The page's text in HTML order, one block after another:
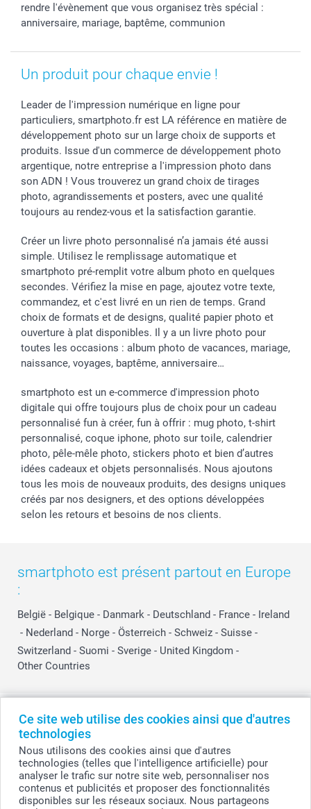
Ce site web utilise des cookies ainsi que d'autres
technologies
Nous utilisons des cookies ainsi que d'autres
technologies (telles que l'intelligence artificielle) pour
analyser le trafic sur notre site web, personnaliser nos
contenus et publicités et proposer des fonctionnalités
disponibles sur les réseaux sociaux. Nous partageons
Saint-Valentin
Vacances
Investisseurs
Statut de ma commande
rendre l'évènement que vous organisez très spécial :
anniversaire, mariage, baptême, communion
Un produit pour chaque envie !
Leader de l'impression numérique en ligne pour
particuliers, smartphoto.fr est LA référence en matière de
développement photo sur un large choix de supports et
produits. Issue d'un commerce de développement photo
argentique, notre entreprise a l'impression photo dans
son ADN ! Vous trouverez un grand choix de tirages
photo, agrandissements et posters, avec une qualité
toujours au rendez-vous et la satisfaction garantie.
Créer un livre photo personnalisé n’a jamais été aussi
simple. Utilisez le remplissage automatique et
smartphoto pré-remplit votre album photo en quelques
secondes. Vérifiez la mise en page, ajoutez votre texte,
commandez, et c'est livré en un rien de temps. Grand
choix de formats et de designs, qualité papier photo et
ouverture à plat disponibles. Il y a un livre photo pour
toutes les occasions : album photo de vacances, mariage,
naissance, voyages, baptême, anniversaire…
smartphoto est un e-commerce d'impression photo
digitale qui offre toujours plus de choix pour un cadeau
personnalisé fun à créer, fun à offrir : mug photo, t-shirt
personnalisé, coque iphone, photo sur toile, calendrier
photo, pêle-mêle photo, stickers photo et bien d’autres
idées cadeaux et objets personnalisés. Nous ajoutons
tous les mois de nouveaux produits, des designs uniques
créés par nos designers, et des options développées
selon les retours et besoins de nos clients.
smartphoto est présent partout en Europe
:
België - Belgique - Danmark - Deutschland - France - Ireland
- Nederland - Norge - Österreich - Schweiz - Suisse -
Switzerland - Suomi - Sverige - United Kingdom -
Other Countries
© smartphoto group. Tous droits réservés
smartphoto group SA.
Siège social : Kwatrechtsteenweg 160, 9230 Wetteren, Belgique
Numéro de TVA BE 0405.706.755
Numéro d'entreprise 0405.706.755.
Tous les prix sont en EURO (€), TVA incluse et hors frais de port.